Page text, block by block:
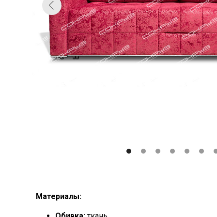
Материалы: